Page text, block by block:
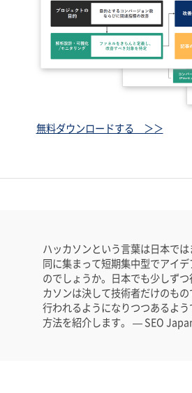
無料ダウンロードする ＞＞
ハッカソンという言葉は日本で
同に集まって短期集中型でアイ
のでしょうか。日本でも少しず
カソンは決して技術者だけのも
行われるようになりつつあるよ
方法を紹介します。 — SEO